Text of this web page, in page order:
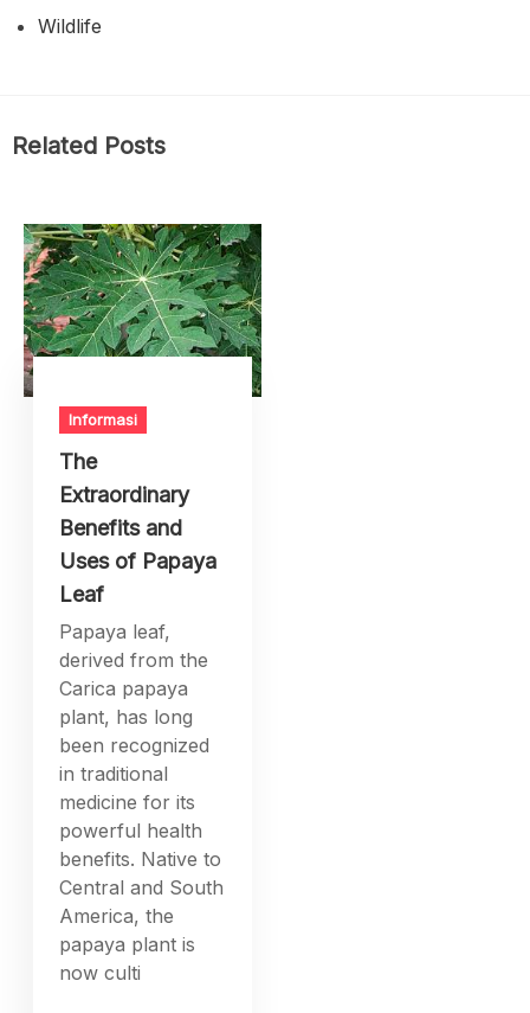
Wildlife
Related Posts
Informasi
The
Extraordinary
Benefits and
Uses of Papaya
Leaf
Papaya leaf,
derived from the
Carica papaya
plant, has long
been recognized
in traditional
medicine for its
powerful health
benefits. Native to
Central and South
America, the
papaya plant is
now culti